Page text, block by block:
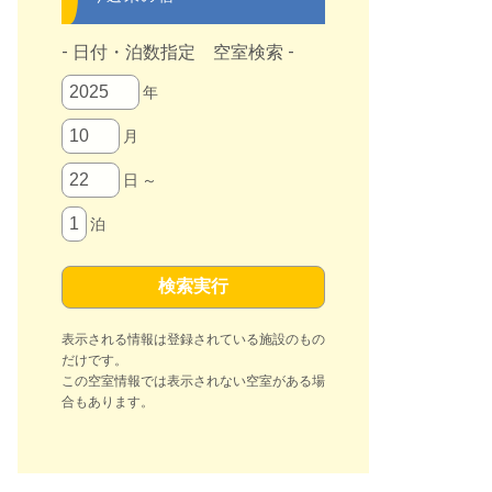
- 日付・泊数指定 空室検索 -
年
月
日 ～
泊
表示される情報は登録されている施設のもの
だけです。
この空室情報では表示されない空室がある場
合もあります。